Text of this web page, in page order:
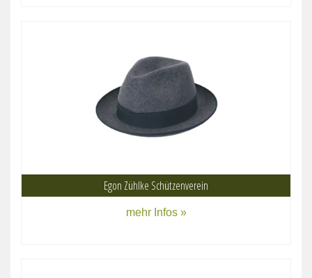
Egon Zühlke Schützenverein
mehr Infos »